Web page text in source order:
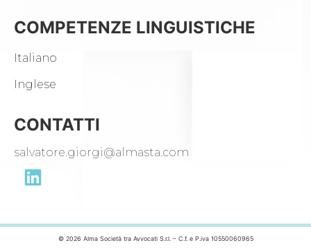
COMPETENZE LINGUISTICHE
Italiano
Inglese
CONTATTI
salvatore.giorgi@almasta.com
© 2026 Alma Società tra Avvocati S.r.l. – C.f. e P.iva 10550060965